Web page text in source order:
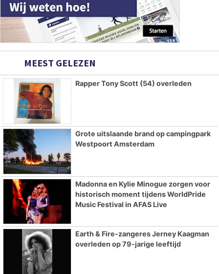
MEEST GELEZEN
Rapper Tony Scott (54) overleden
Grote uitslaande brand op campingpark
Westpoort Amsterdam
Madonna en Kylie Minogue zorgen voor
historisch moment tijdens WorldPride
Music Festival in AFAS Live
Earth & Fire-zangeres Jerney Kaagman
overleden op 79-jarige leeftijd